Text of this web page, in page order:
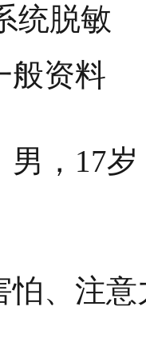
统脱敏
般资料
男，17
怕、注